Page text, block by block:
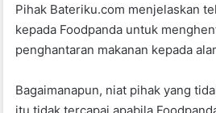
Pihak Bateriku.com menjelaskan
kepada Foodpanda untuk
penghantaran makanan kepada
Bagaimanapun, niat pihak yang
itu tidak tercapai apabila